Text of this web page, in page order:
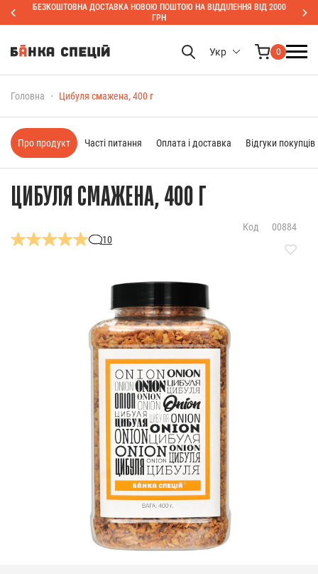
БЕЗКОШТОВНА ДОСТАВКА НОВОЮ ПОШТОЮ НА ВІДДІЛЕННЯ ВІД 2000
ГРН
Укр 0
Головна Цибуля смажена, 400 г
ЦИБУЛЯ СМАЖЕНА, 400 Г
10
Код 00884
Про продукт Часті питання Оплата і доставка Відгуки покупців